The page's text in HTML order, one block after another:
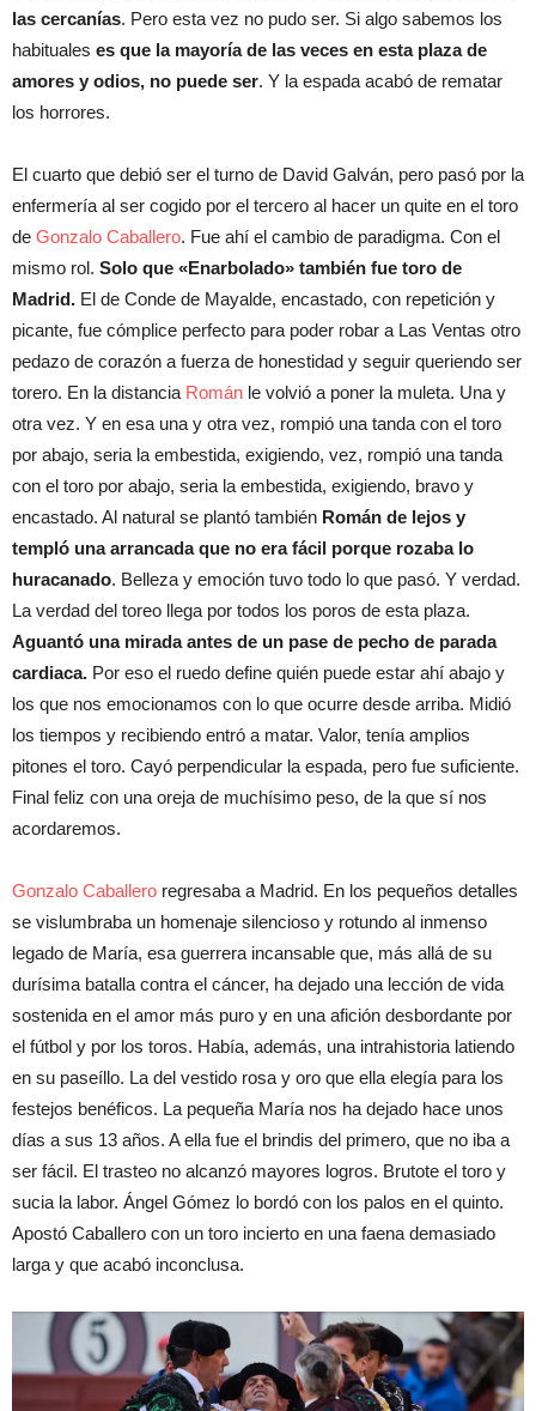
las cercanías. Pero esta vez no pudo ser. Si algo sabemos los
habituales es que la mayoría de las veces en esta plaza de
amores y odios, no puede ser. Y la espada acabó de rematar
los horrores.
El cuarto que debió ser el turno de David Galván, pero pasó por la
enfermería al ser cogido por el tercero al hacer un quite en el toro
de Gonzalo Caballero. Fue ahí el cambio de paradigma. Con el
mismo rol. Solo que «Enarbolado» también fue toro de
Madrid. El de Conde de Mayalde, encastado, con repetición y
picante, fue cómplice perfecto para poder robar a Las Ventas otro
pedazo de corazón a fuerza de honestidad y seguir queriendo ser
torero. En la distancia Román le volvió a poner la muleta. Una y
otra vez. Y en esa una y otra vez, rompió una tanda con el toro
por abajo, seria la embestida, exigiendo, vez, rompió una tanda
con el toro por abajo, seria la embestida, exigiendo, bravo y
encastado. Al natural se plantó también Román de lejos y
templó una arrancada que no era fácil porque rozaba lo
huracanado. Belleza y emoción tuvo todo lo que pasó. Y verdad.
La verdad del toreo llega por todos los poros de esta plaza.
Aguantó una mirada antes de un pase de pecho de parada
cardiaca. Por eso el ruedo define quién puede estar ahí abajo y
los que nos emocionamos con lo que ocurre desde arriba. Midió
los tiempos y recibiendo entró a matar. Valor, tenía amplios
pitones el toro. Cayó perpendicular la espada, pero fue suficiente.
Final feliz con una oreja de muchísimo peso, de la que sí nos
acordaremos.
Gonzalo Caballero regresaba a Madrid. En los pequeños detalles
se vislumbraba un homenaje silencioso y rotundo al inmenso
legado de María, esa guerrera incansable que, más allá de su
durísima batalla contra el cáncer, ha dejado una lección de vida
sostenida en el amor más puro y en una afición desbordante por
el fútbol y por los toros. Había, además, una intrahistoria latiendo
en su paseíllo. La del vestido rosa y oro que ella elegía para los
festejos benéficos. La pequeña María nos ha dejado hace unos
días a sus 13 años. A ella fue el brindis del primero, que no iba a
ser fácil. El trasteo no alcanzó mayores logros. Brutote el toro y
sucia la labor. Ángel Gómez lo bordó con los palos en el quinto.
Apostó Caballero con un toro incierto en una faena demasiado
larga y que acabó inconclusa.